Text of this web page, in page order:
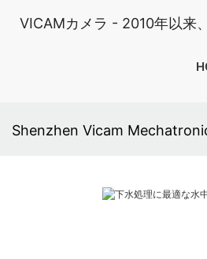
VICAMカメラ - 2010年以来
Shenzhen Vicam